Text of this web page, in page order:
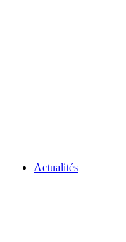
Actualités